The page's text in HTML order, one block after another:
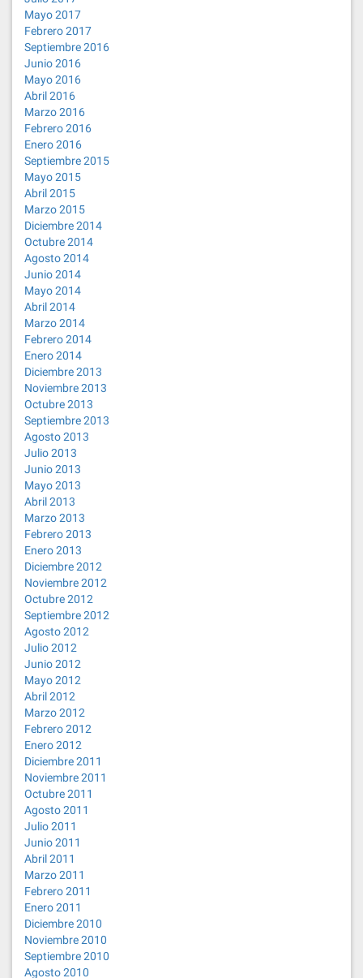
Mayo 2017
Febrero 2017
Septiembre 2016
Junio 2016
Mayo 2016
Abril 2016
Marzo 2016
Febrero 2016
Enero 2016
Septiembre 2015
Mayo 2015
Abril 2015
Marzo 2015
Diciembre 2014
Octubre 2014
Agosto 2014
Junio 2014
Mayo 2014
Abril 2014
Marzo 2014
Febrero 2014
Enero 2014
Diciembre 2013
Noviembre 2013
Octubre 2013
Septiembre 2013
Agosto 2013
Julio 2013
Junio 2013
Mayo 2013
Abril 2013
Marzo 2013
Febrero 2013
Enero 2013
Diciembre 2012
Noviembre 2012
Octubre 2012
Septiembre 2012
Agosto 2012
Julio 2012
Junio 2012
Mayo 2012
Abril 2012
Marzo 2012
Febrero 2012
Enero 2012
Diciembre 2011
Noviembre 2011
Octubre 2011
Agosto 2011
Julio 2011
Junio 2011
Abril 2011
Marzo 2011
Febrero 2011
Enero 2011
Diciembre 2010
Noviembre 2010
Septiembre 2010
Agosto 2010